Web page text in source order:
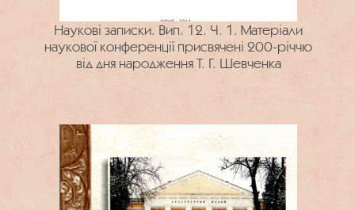
Наукові записки. Вип. 12. Ч. 1. Матеріали
наукової конференції присвячені 200-річчю
від дня народження Т. Г. Шевченка